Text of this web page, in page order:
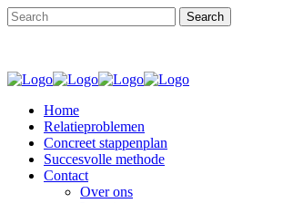
Home
Relatieproblemen
Concreet stappenplan
Succesvolle methode
Contact
Over ons